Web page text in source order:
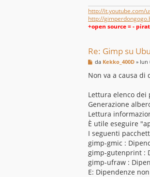
http://it.youtube.com/
http://
+open source = -
Re: Gimp su
M
s
s
g
g
i
o
da Kekko_400D » lun
Non va a causa di
Lettura elenco dei
Generazione
Lettura
È utile eseguire
I seguenti
gimp-gmic :
gimp-gutenprint :
gimp-ufraw :
E: Dipendenze